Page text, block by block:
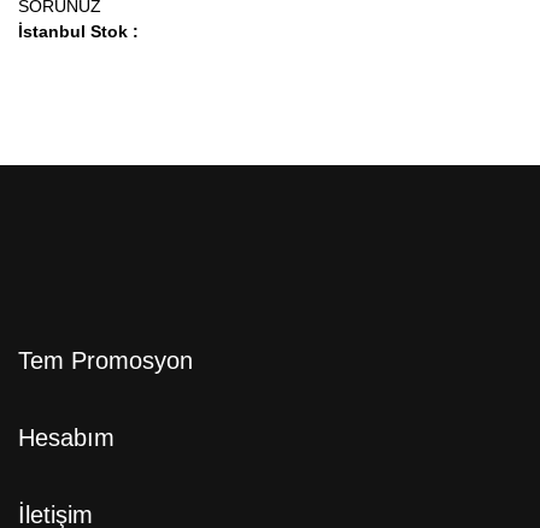
SORUNUZ
İstanbul Stok :
Tem Promosyon
Hesabım
İletişim